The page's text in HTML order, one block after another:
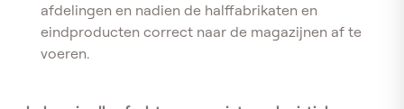
afdelingen en nadien de halffabrikaten en
eindproducten correct naar de magazijnen af te
voeren.